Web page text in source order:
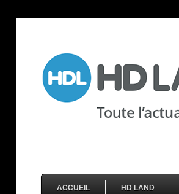
ACCUEIL HD LAND